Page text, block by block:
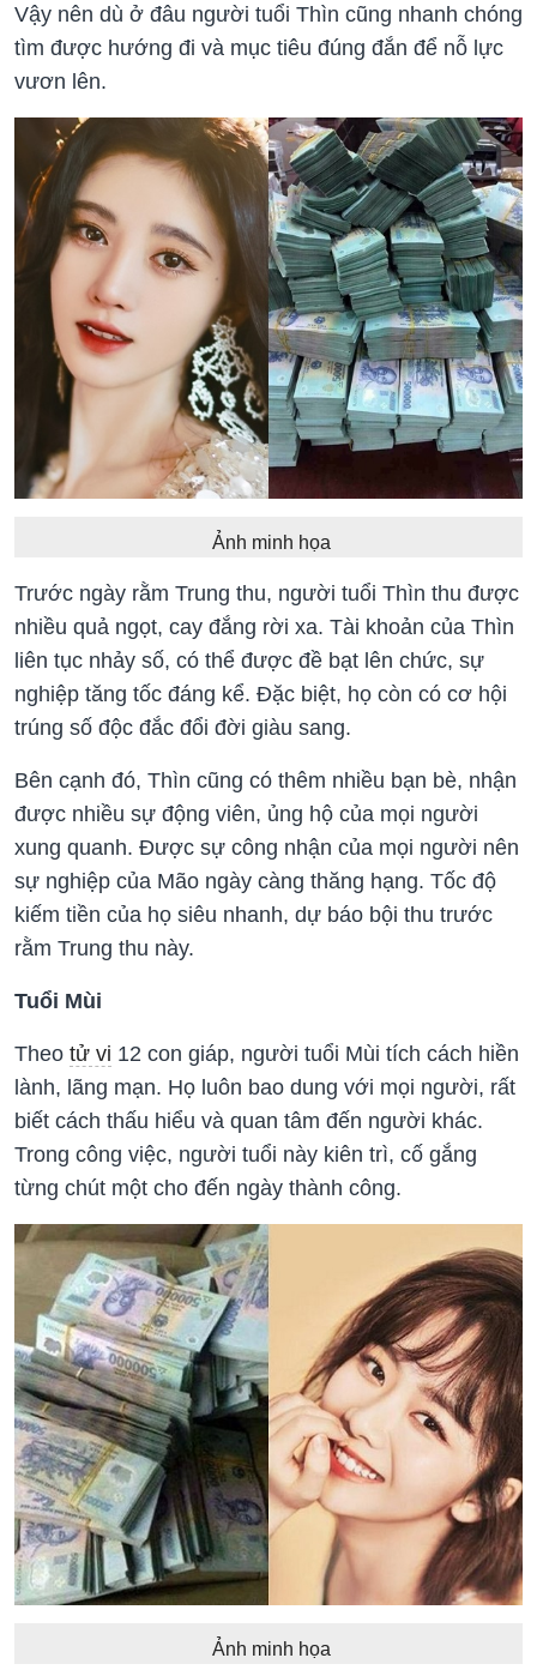
Vậy nên dù ở đâu người tuổi Thìn cũng nhanh chóng
tìm được hướng đi và mục tiêu đúng đắn để nỗ lực
vươn lên.
Ảnh minh họa
Trước ngày rằm Trung thu, người tuổi Thìn thu được
nhiều quả ngọt, cay đắng rời xa. Tài khoản của Thìn
liên tục nhảy số, có thể được đề bạt lên chức, sự
nghiệp tăng tốc đáng kể. Đặc biệt, họ còn có cơ hội
trúng số độc đắc đổi đời giàu sang.
Bên cạnh đó, Thìn cũng có thêm nhiều bạn bè, nhận
được nhiều sự động viên, ủng hộ của mọi người
xung quanh. Được sự công nhận của mọi người nên
sự nghiệp của Mão ngày càng thăng hạng. Tốc độ
kiếm tiền của họ siêu nhanh, dự báo bội thu trước
rằm Trung thu này.
Tuổi Mùi
Theo tử vi 12 con giáp, người tuổi Mùi tích cách hiền
lành, lãng mạn. Họ luôn bao dung với mọi người, rất
biết cách thấu hiểu và quan tâm đến người khác.
Trong công việc, người tuổi này kiên trì, cố gắng
từng chút một cho đến ngày thành công.
Ảnh minh họa